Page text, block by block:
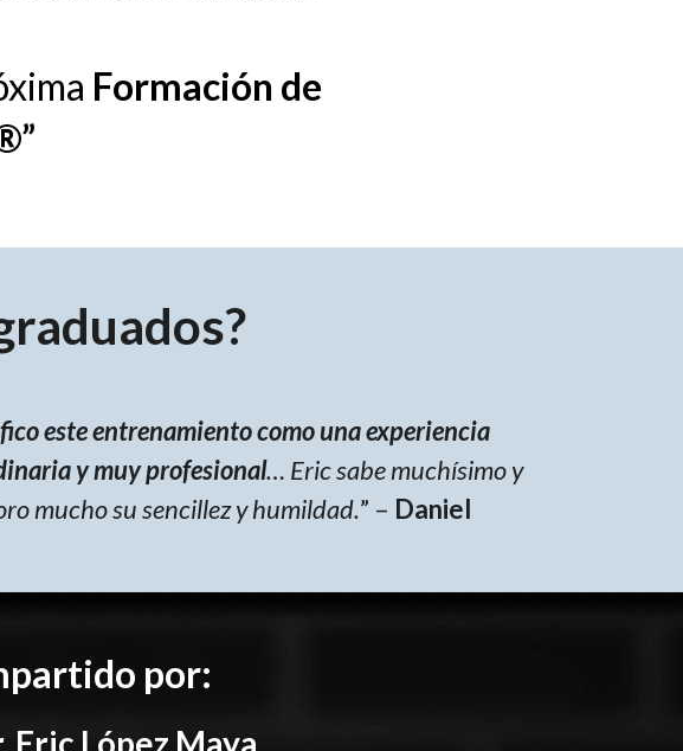
Formación de
este entrenamiento como una experiencia
y muy profesional… Eric sabe muchísimo y
mucho su sencillez y humildad.” – Daniel
por:
Eric López Maya